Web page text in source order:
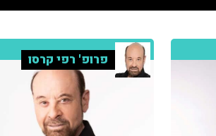
פרופ' רפי קרסו